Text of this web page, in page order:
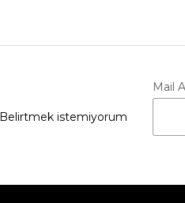
Belirtmek istemiyorum
Mail